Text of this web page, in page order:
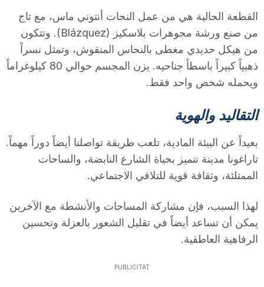
القطعة الحالية هي من عمل النحات أنتوني ماس، مع تاج
من صنع ورشة مجوهرات بلاسكيز (Blázquez). وتتكون
من هيكل حديدي مغطى بالنحاس المنقوش، وتمثل نسراً
ذهبياً كبيراً باسطاً جناحيه. يزن المجسم حوالي 80 كيلوغراماً
ويحمله شخص واحد فقط.
التقاليد والهوية
بعيداً عن البيئة المادية، تلعب طريقة تواصلنا أيضاً دوراً مهماً.
تاراغونا مدينة تتميز بحياة الشارع النابضة، والساحات
الممتلئة، وثقافة قوية للتلاقي الاجتماعي.
لهذا السبب، فإن مشاركة المساحات والأنشطة مع الآخرين
يمكن أن تساعد أيضاً في تقليل الشعور بالعزلة وتحسين
الرفاهية العاطفية.
PUBLICITAT